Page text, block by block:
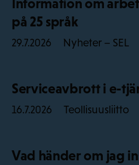
Information om
på 25 språk
29.7.2026 Nyheter – SEL
Serviceavbrott i e-
16.7.2026 Teollisuusliitto
Vad händer om jag